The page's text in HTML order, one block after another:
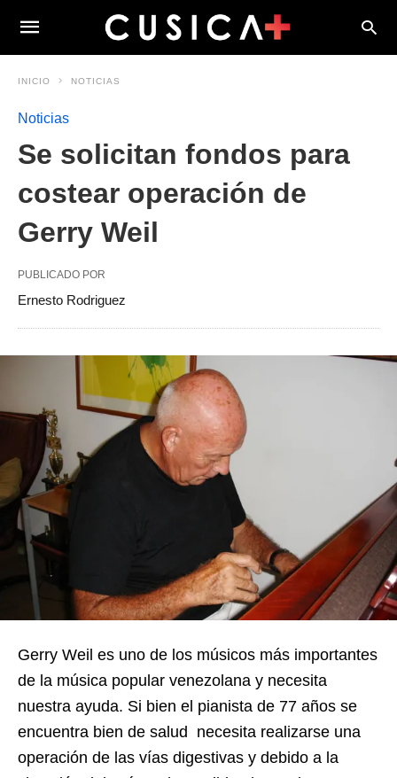
INICIO NOTICIAS
Noticias
Se solicitan fondos para
costear operación de
Gerry Weil
PUBLICADO POR
Ernesto Rodriguez
Gerry Weil es uno de los músicos más importantes
de la música popular venezolana y necesita
nuestra ayuda. Si bien el pianista de 77 años se
encuentra bien de salud necesita realizarse una
operación de las vías digestivas y debido a la